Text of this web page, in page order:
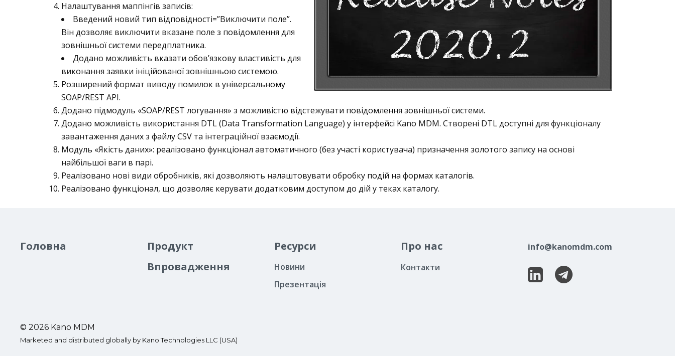
Налаштування маппінгів записів:
Введений новий тип відповідності=”Виключити поле”.
Він дозволяє виключити вказане поле з повідомлення для
зовнішньої системи передплатника.
Додано можливість вказати обов’язкову властивість для
виконання заявки ініційованої зовнішньою системою.
Розширений формат виводу помилок в універсальному
SOAP/REST API.
Додано підмодуль «SOAP/REST логування» з можливістю відстежувати повідомлення зовнішньої системи.
Додано можливість використання DTL (Data Transformation Language) у інтерфейсі Kano MDM. Створені DTL доступні для функціоналу
завантаження даних з файлу CSV та інтеграційної взаємодії.
Модуль «Якість даних»: реалізовано функціонал автоматичного (без участі користувача) призначення золотого запису на основі
найбільшої ваги в парі.
Реалізовано нові види обробників, які дозволяють налаштовувати обробку подій на формах каталогів.
Реалізовано функціонал, що дозволяє керувати додатковим доступом до дій у теках каталогу.
Головна
Продукт
Впровадження
Ресурси
Новини
Презентація
Про нас
Контакти
info@kanomdm.com
© 2026 Kano MDM
Marketed and distributed globally by Kano Technologies LLC (USA)